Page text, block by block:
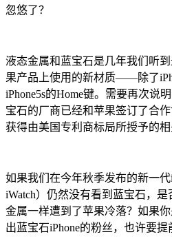
忽悠了？
液态金属和蓝宝石是几年我们听
果产品上使用的新材质——除了
iPhone5s的Home键。需要再次说
宝石的厂商已经和苹果签订了合
获得由美国专利商标局所授予的相
如果我们在今年秋季发布的新一
iWatch）仍然没有看到蓝宝石，
金属一样遭到了苹果冷落？如果
出蓝宝石iPhone的粉丝，也许要提